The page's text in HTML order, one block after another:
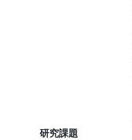
研究課題